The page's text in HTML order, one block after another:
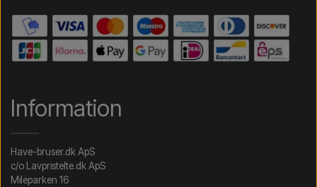
Information
Have-bruser.dk ApS
c/o Lavpristelte.dk ApS
Mileparken 16